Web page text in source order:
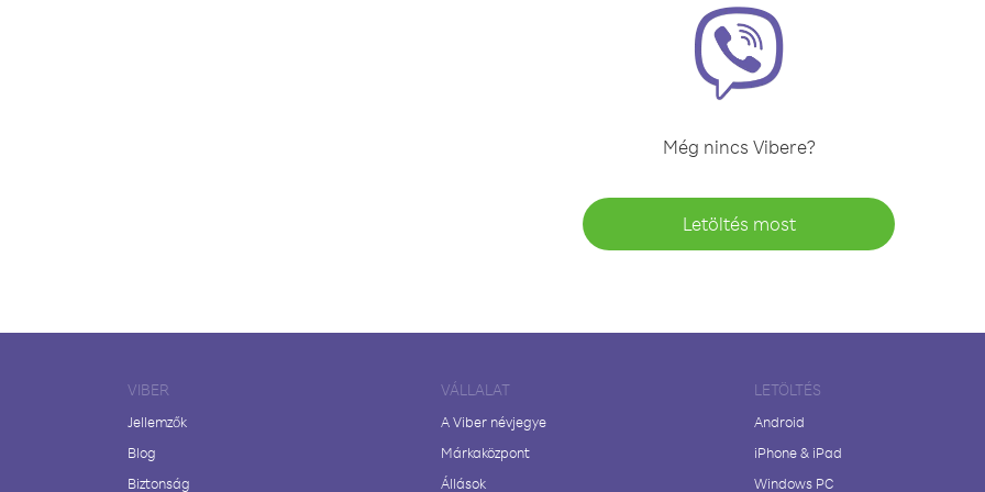
Még nincs Vibere?
Letöltés most
VIBER
Jellemzők
Blog
Biztonság
VÁLLALAT
A Viber névjegye
Márkaközpont
Állások
LETÖLTÉS
Android
iPhone & iPad
Windows PC